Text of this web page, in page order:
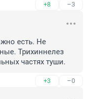
+8 –3
есть. Не
Трихиннелез
частях туши.
+3 –0